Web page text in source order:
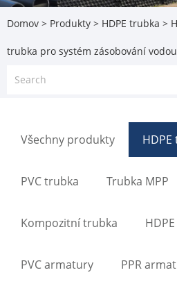
Domov > Produkty > HDPE trubka >
trubka pro systém zásobování vodou
Všechny produkty
PVC trubka Trubka MPP
Kompozitní trubka
PVC armatury PPR